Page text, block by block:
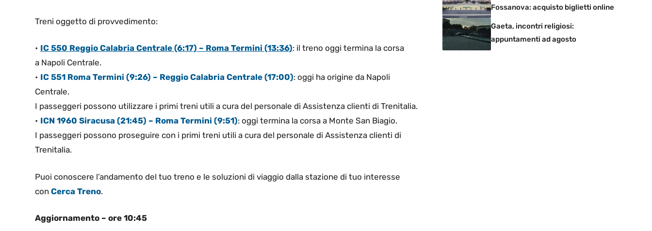
Treni oggetto di provvedimento:
• IC 550 Reggio Calabria Centrale (6:17) – Roma Termini (13:36): il treno oggi termina la corsa
a Napoli Centrale.
• IC 551 Roma Termini (9:26) – Reggio Calabria Centrale (17:00): oggi ha origine da Napoli
Centrale.
I passeggeri possono utilizzare i primi treni utili a cura del personale di Assistenza clienti di Trenitalia.
• ICN 1960 Siracusa (21:45) – Roma Termini (9:51): oggi termina la corsa a Monte San Biagio.
I passeggeri possono proseguire con i primi treni utili a cura del personale di Assistenza clienti di
Trenitalia.
Puoi conoscere l’andamento del tuo treno e le soluzioni di viaggio dalla stazione di tuo interesse
con Cerca Treno.
Aggiornamento – ore 10:45
Fossanova: acquisto biglietti online
Gaeta, incontri religiosi:
appuntamenti ad agosto